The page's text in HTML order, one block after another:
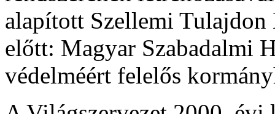
alapított Szellemi
előtt: Magyar Szabadalmi
védelméért felelős